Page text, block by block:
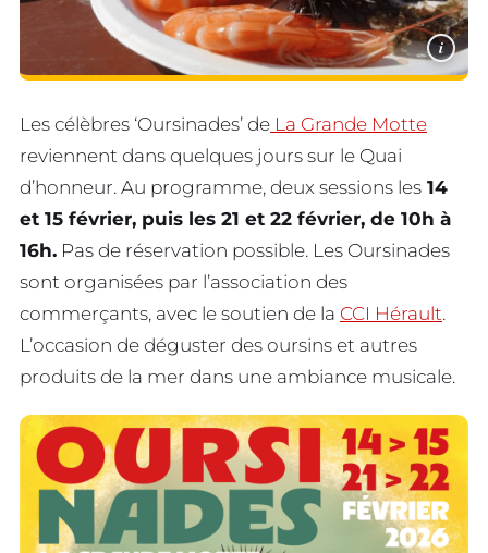
i
Les célèbres ‘Oursinades’ de La Grande Motte
reviennent dans quelques jours sur le Quai
d’honneur. Au programme, deux sessions les 14
et 15 février, puis les 21 et 22 février, de 10h à
16h. Pas de réservation possible. Les Oursinades
sont organisées par l’association des
commerçants, avec le soutien de la CCI Hérault.
L’occasion de déguster des oursins et autres
produits de la mer dans une ambiance musicale.